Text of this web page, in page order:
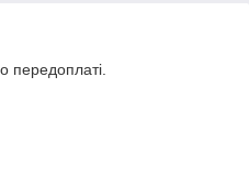
передоплаті.